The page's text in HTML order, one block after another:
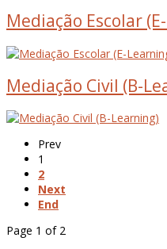
Mediação Escolar
Mediação Civil (B-
Prev
1
2
Next
End
Page 1 of 2